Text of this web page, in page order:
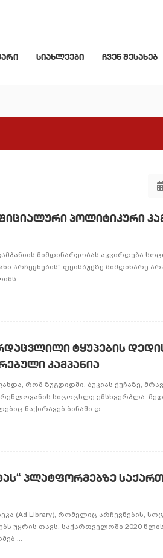
სიახლეები ჩვენ შესახებ
პოლიტიკური
მიმდინარეობას აკვირდება
არჩევნების“ ფეისბუქზე მიმდინარე
...
ტყუპების
კამპანია
რომ ზუგდიდში, ბუკიას ქუჩაზე,
სიცოცხლე ემსხვერპლა.
ნაქირავებ ბინაში დ ...
პლატფორმებზე
(Ad Library), რომელიც არჩევნების,
უყრის თავს, საქართველოში 2020
...